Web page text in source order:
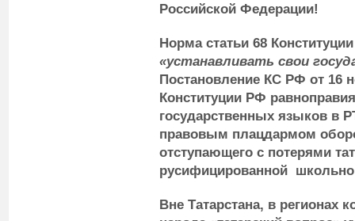
Российской Федерации!
Норма статьи 68
«устанавливать свои
Постановление КС РФ от 16
Конституции РФ
государственных языков в
правовым плацдармом
отступающего с потерями
русифицированной
Вне Татарстана, в регионах